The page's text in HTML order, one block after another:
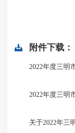
附件下载：
2022年度三明
2022年度三明
关于2022年三